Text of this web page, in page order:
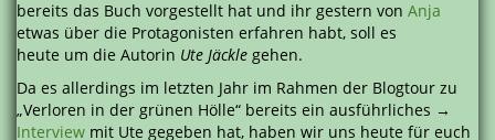
bereits das Buch vorgestellt hat und ihr gestern von Anja
etwas über die Protagonisten erfahren habt, soll es
heute um die Autorin Ute Jäckle gehen.
Da es allerdings im letzten Jahr im Rahmen der Blogtour zu
„Verloren in der grünen Hölle“ bereits ein ausführliches →
Interview mit Ute gegeben hat, haben wir uns heute für euch